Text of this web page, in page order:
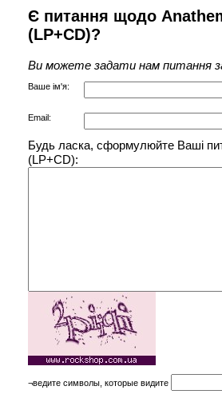
Є питання щодо
(LP+CD)?
Ви можете задати нам питання
Ваше ім'я:
Email:
Будь ласка, сформулюйте Ваші
(LP+CD):
¬ведите символы, которые видите